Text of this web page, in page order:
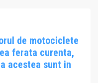
de motociclete
ferata curenta,
acestea sunt in